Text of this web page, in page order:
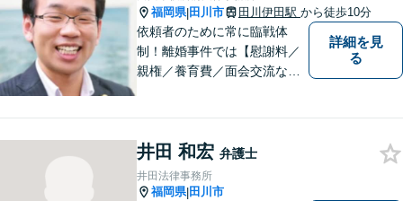
福岡県|田川市 田川伊田駅 から徒歩10分
依頼者のために常に臨戦体
制！離婚事件では【慰謝料／
親権／養育費／面会交流な
活動、示談活動】を基本に迅
速対応。相続事案【遺言、遺
産分割、遺留分】では難事案
詳細を見
る
井田 和宏 弁護士
井田法律事務所
福岡県|田川市